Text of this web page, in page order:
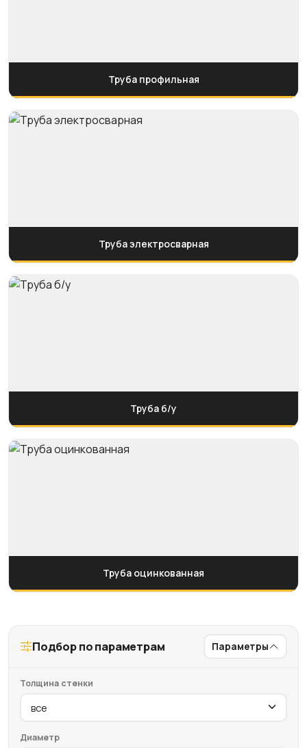
Труба профильная
Труба электросварная
Труба б/у
Труба оцинкованная
Подбор по параметрам Параметры
Толщина стенки
Диаметр